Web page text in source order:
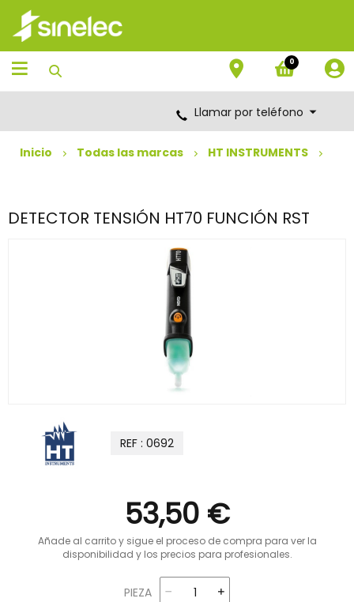
Saltar
contenido
Saltar
menú
de
navegación
0
Llamar por teléfono
Inicio Todas las marcas HT INSTRUMENTS
DETECTOR TENSIÓN HT70 FUNCIÓN RST
REF : 0692
53,50 €
Añade al carrito y sigue el proceso de compra para ver la
disponibilidad y los precios para profesionales.
PIEZA